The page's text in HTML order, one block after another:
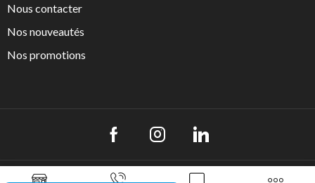
Nous contacter
Nos nouveautés
Nos promotions
Copyright © 2022 . Créé LCH Corporate - Groupe Univers Otho